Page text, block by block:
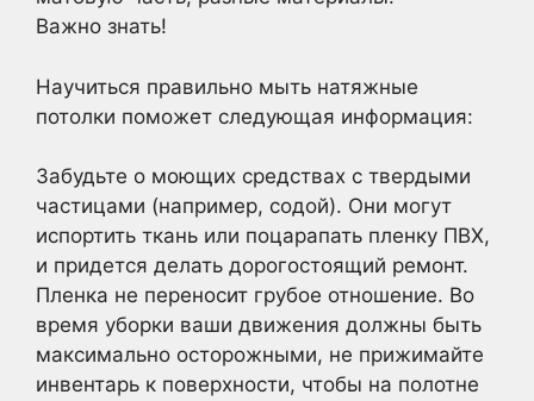
Важно знать!
Научиться правильно мыть натяжные
потолки поможет следующая информация:
Забудьте о моющих средствах с твердыми
частицами (например, содой). Они могут
испортить ткань или поцарапать пленку ПВХ,
и придется делать дорогостоящий ремонт.
Пленка не переносит грубое отношение. Во
время уборки ваши движения должны быть
максимально осторожными, не прижимайте
инвентарь к поверхности, чтобы на полотне